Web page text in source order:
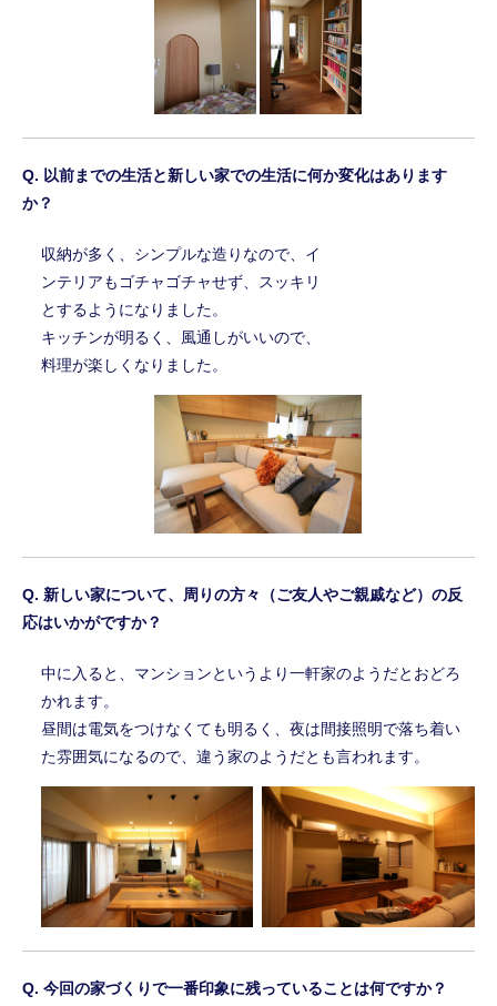
以前までの生活と新しい家での生活に何か変化はあります
か？
収納が多く、シンプルな造りなので、イ
ンテリアもゴチャゴチャせず、スッキリ
とするようになりました。
キッチンが明るく、風通しがいいので、
料理が楽しくなりました。
新しい家について、周りの方々（ご友人やご親戚など）の反
応はいかがですか？
中に入ると、マンションというより一軒家のようだとおどろ
かれます。
昼間は電気をつけなくても明るく、夜は間接照明で落ち着い
た雰囲気になるので、違う家のようだとも言われます。
今回の家づくりで一番印象に残っていることは何ですか？